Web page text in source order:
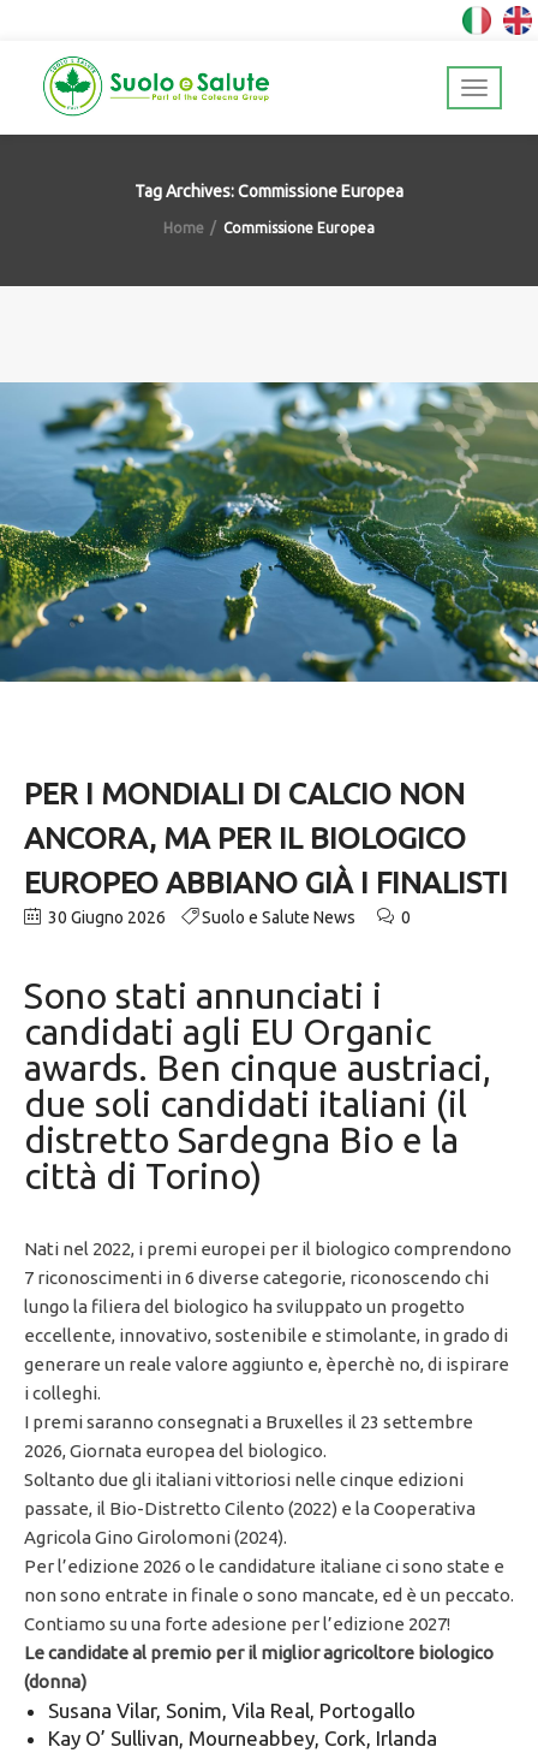
Tag Archives: Commissione Europea
Home Commissione Europea
PER I MONDIALI DI CALCIO NON
ANCORA, MA PER IL BIOLOGICO
EUROPEO ABBIANO GIÀ I FINALISTI
30 Giugno 2026 Suolo e Salute News 0
Sono stati annunciati i
candidati agli EU Organic
awards. Ben cinque austriaci,
due soli candidati italiani (il
distretto Sardegna Bio e la
città di Torino)
Nati nel 2022, i premi europei per il biologico comprendono
7 riconoscimenti in 6 diverse categorie, riconoscendo chi
lungo la filiera del biologico ha sviluppato un progetto
eccellente, innovativo, sostenibile e stimolante, in grado di
generare un reale valore aggiunto e, èperchè no, di ispirare
i colleghi.
I premi saranno consegnati a Bruxelles il ​​23 settembre
2026, Giornata europea del biologico.
Soltanto due gli italiani vittoriosi nelle cinque edizioni
passate, il Bio-Distretto Cilento (2022) e la Cooperativa
Agricola Gino Girolomoni (2024).
Per l’edizione 2026 o le candidature italiane ci sono state e
non sono entrate in finale o sono mancate, ed è un peccato.
Contiamo su una forte adesione per l’edizione 2027!
Le candidate al premio per il miglior agricoltore biologico
(donna)
Susana Vilar, Sonim, Vila Real, Portogallo
Kay O’ Sullivan, Mourneabbey, Cork, Irlanda